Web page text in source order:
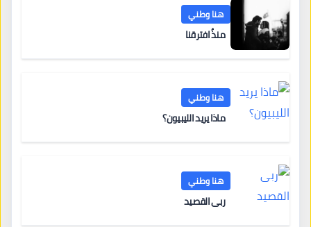
هنا وطني
منذُ افترقنا
هنا وطني
ماذا يريد الليبيون؟
هنا وطني
ربى القصيد